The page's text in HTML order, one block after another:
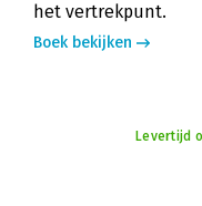
het vertrekpunt.
Boek bekijken
Levertijd